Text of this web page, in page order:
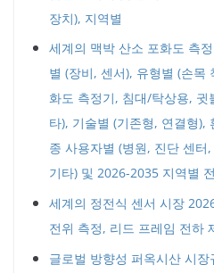
장치), 지역별
세계의 맥박 산소 포화도 측
별 (장비, 센서), 유형별 (손목
화도 측정기, 침대/탁상용,
타), 기술별 (기존형, 연결형),
종 사용자별 (병원, 진단 센
기타) 및 2026-2035 지역별
세계의 정전식 센서 시장
전위 측정, 리드 프레임 전하
글로벌 방향성 퍼옥시산 시